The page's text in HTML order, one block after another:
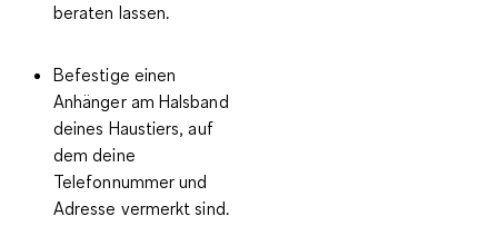
beraten lassen.
Befestige einen
Anhängeram Halsband
deines Haustiers, auf
dem deine
Telefonnummer und
Adresse vermerkt sind.